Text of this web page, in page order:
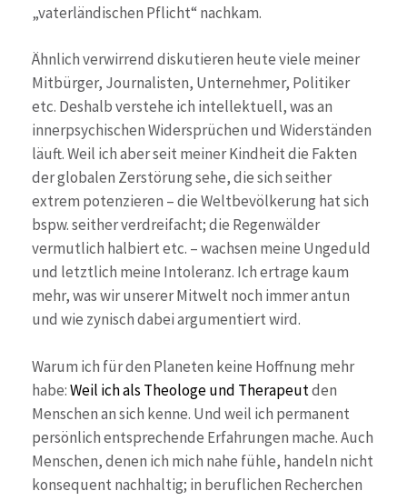
„vaterländischen Pflicht“ nachkam.
Ähnlich verwirrend diskutieren heute viele meiner
Mitbürger, Journalisten, Unternehmer, Politiker
etc. Deshalb verstehe ich intellektuell, was an
innerpsychischen Widersprüchen und Widerständen
läuft. Weil ich aber seit meiner Kindheit die Fakten
der globalen Zerstörung sehe, die sich seither
extrem potenzieren – die Weltbevölkerung hat sich
bspw. seither verdreifacht; die Regenwälder
vermutlich halbiert etc. – wachsen meine Ungeduld
und letztlich meine Intoleranz. Ich ertrage kaum
mehr, was wir unserer Mitwelt noch immer antun
und wie zynisch dabei argumentiert wird.
Warum ich für den Planeten keine Hoffnung mehr
habe:Weil ich als Theologe und Therapeutden
Menschen an sich kenne. Und weil ich permanent
persönlich entsprechende Erfahrungen mache. Auch
Menschen, denen ich mich nahe fühle, handeln nicht
konsequent nachhaltig; in beruflichen Recherchen